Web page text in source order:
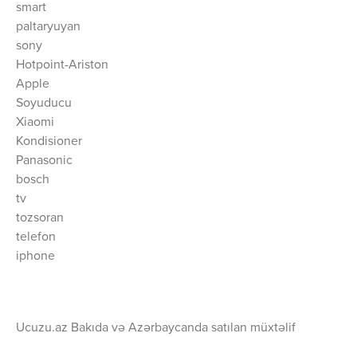
smart
paltaryuyan
sony
Hotpoint-Ariston
Apple
Soyuducu
Xiaomi
Kondisioner
Panasonic
bosch
tv
tozsoran
telefon
iphone
Ucuzu.az Bakıda və Azərbaycanda satılan müxtəlif